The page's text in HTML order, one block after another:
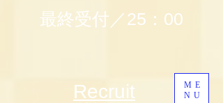
最終受付／25：00
ME
NU
Recruit